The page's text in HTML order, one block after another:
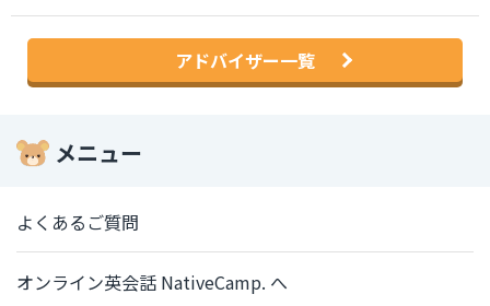
アドバイザー一覧
メニュー
よくあるご質問
オンライン英会話 NativeCamp. へ